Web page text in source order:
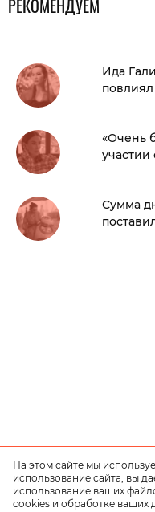
РЕКОМЕНДУЕМ
Ида
«Очень
участии
Сумма
На этом сайте мы
использование сайта, вы
использование ваших
cookies и обработке ваших